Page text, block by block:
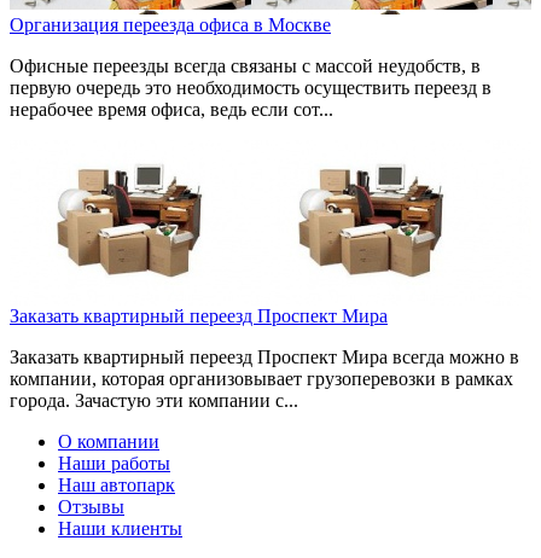
Организация переезда офиса в Москве
Офисные переезды всегда связаны с массой неудобств, в
первую очередь это необходимость осуществить переезд в
нерабочее время офиса, ведь если сот...
Заказать квартирный переезд Проспект Мира
Заказать квартирный переезд Проспект Мира всегда можно в
компании, которая организовывает грузоперевозки в рамках
города. Зачастую эти компании с...
О компании
Наши работы
Наш автопарк
Отзывы
Наши клиенты